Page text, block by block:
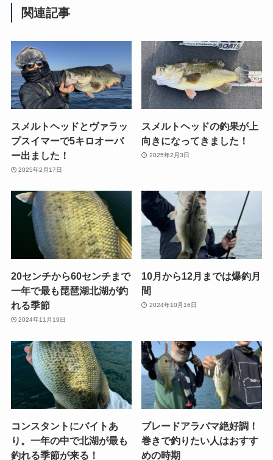
関連記事
スメルトヘッドとヴァラッ
プスイマーで5キロオーバ
ー出ました！
2025年2月17日
スメルトヘッドの釣果が上
向きになってきました！
2025年2月3日
20センチから60センチまで
一年で最も琵琶湖北湖が釣
れる季節
2024年11月19日
10月から12月までは爆釣月
間
2024年10月16日
コンスタントにバイトあ
り。一年の中で北湖が最も
釣れる季節が来る！
ブレードアラバマ絶好調！
巻きで釣りたい人はおすす
めの時期